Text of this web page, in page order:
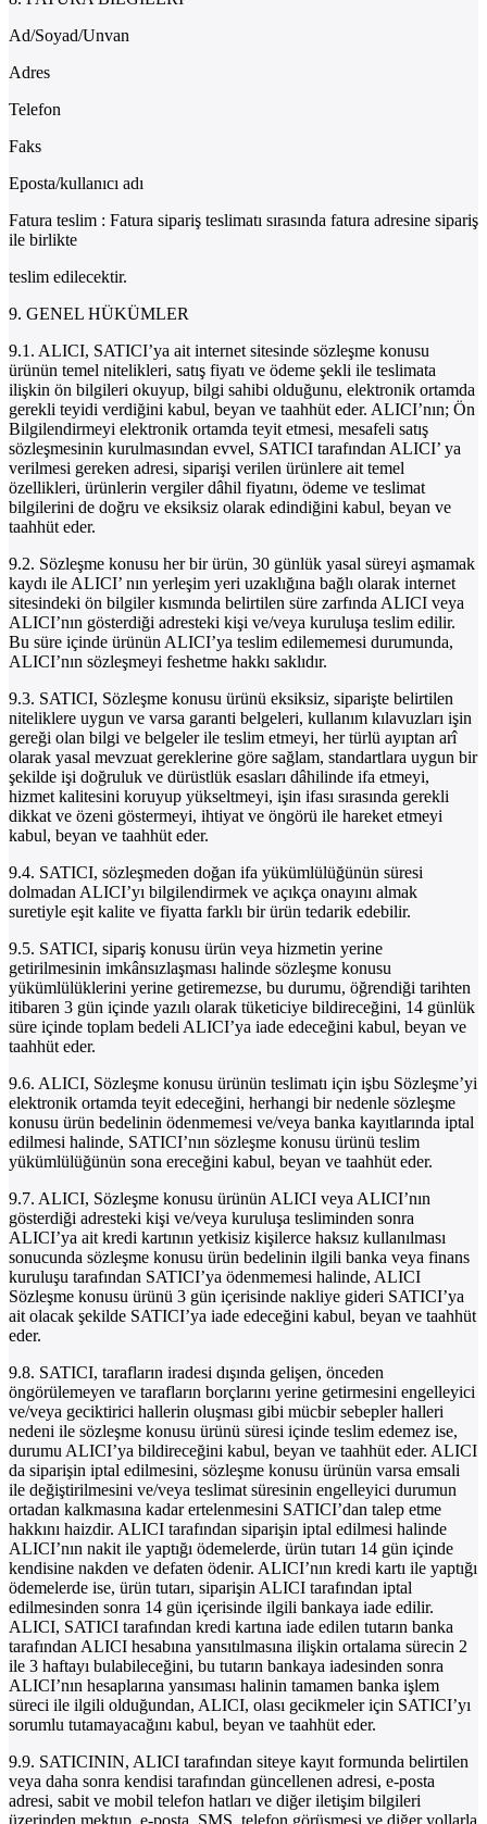
Ad/Soyad/Unvan
Adres
Telefon
Faks
Eposta/kullanıcı adı
Fatura teslim : Fatura sipariş teslimatı sırasında fatura adresine sipariş
ile birlikte
teslim edilecektir.
9. GENEL HÜKÜMLER
9.1. ALICI, SATICI’ya ait internet sitesinde sözleşme konusu
ürünün temel nitelikleri, satış fiyatı ve ödeme şekli ile teslimata
ilişkin ön bilgileri okuyup, bilgi sahibi olduğunu, elektronik ortamda
gerekli teyidi verdiğini kabul, beyan ve taahhüt eder. ALICI’nın; Ön
Bilgilendirmeyi elektronik ortamda teyit etmesi, mesafeli satış
sözleşmesinin kurulmasından evvel, SATICI tarafından ALICI’ ya
verilmesi gereken adresi, siparişi verilen ürünlere ait temel
özellikleri, ürünlerin vergiler dâhil fiyatını, ödeme ve teslimat
bilgilerini de doğru ve eksiksiz olarak edindiğini kabul, beyan ve
taahhüt eder.
9.2. Sözleşme konusu her bir ürün, 30 günlük yasal süreyi aşmamak
kaydı ile ALICI’ nın yerleşim yeri uzaklığına bağlı olarak internet
sitesindeki ön bilgiler kısmında belirtilen süre zarfında ALICI veya
ALICI’nın gösterdiği adresteki kişi ve/veya kuruluşa teslim edilir.
Bu süre içinde ürünün ALICI’ya teslim edilememesi durumunda,
ALICI’nın sözleşmeyi feshetme hakkı saklıdır.
9.3. SATICI, Sözleşme konusu ürünü eksiksiz, siparişte belirtilen
niteliklere uygun ve varsa garanti belgeleri, kullanım kılavuzları işin
gereği olan bilgi ve belgeler ile teslim etmeyi, her türlü ayıptan arî
olarak yasal mevzuat gereklerine göre sağlam, standartlara uygun bir
şekilde işi doğruluk ve dürüstlük esasları dâhilinde ifa etmeyi,
hizmet kalitesini koruyup yükseltmeyi, işin ifası sırasında gerekli
dikkat ve özeni göstermeyi, ihtiyat ve öngörü ile hareket etmeyi
kabul, beyan ve taahhüt eder.
9.4. SATICI, sözleşmeden doğan ifa yükümlülüğünün süresi
dolmadan ALICI’yı bilgilendirmek ve açıkça onayını almak
suretiyle eşit kalite ve fiyatta farklı bir ürün tedarik edebilir.
9.5. SATICI, sipariş konusu ürün veya hizmetin yerine
getirilmesinin imkânsızlaşması halinde sözleşme konusu
yükümlülüklerini yerine getiremezse, bu durumu, öğrendiği tarihten
itibaren 3 gün içinde yazılı olarak tüketiciye bildireceğini, 14 günlük
süre içinde toplam bedeli ALICI’ya iade edeceğini kabul, beyan ve
taahhüt eder.
9.6. ALICI, Sözleşme konusu ürünün teslimatı için işbu Sözleşme’yi
elektronik ortamda teyit edeceğini, herhangi bir nedenle sözleşme
konusu ürün bedelinin ödenmemesi ve/veya banka kayıtlarında iptal
edilmesi halinde, SATICI’nın sözleşme konusu ürünü teslim
yükümlülüğünün sona ereceğini kabul, beyan ve taahhüt eder.
9.7. ALICI, Sözleşme konusu ürünün ALICI veya ALICI’nın
gösterdiği adresteki kişi ve/veya kuruluşa tesliminden sonra
ALICI’ya ait kredi kartının yetkisiz kişilerce haksız kullanılması
sonucunda sözleşme konusu ürün bedelinin ilgili banka veya finans
kuruluşu tarafından SATICI’ya ödenmemesi halinde, ALICI
Sözleşme konusu ürünü 3 gün içerisinde nakliye gideri SATICI’ya
ait olacak şekilde SATICI’ya iade edeceğini kabul, beyan ve taahhüt
eder.
9.8. SATICI, tarafların iradesi dışında gelişen, önceden
öngörülemeyen ve tarafların borçlarını yerine getirmesini engelleyici
ve/veya geciktirici hallerin oluşması gibi mücbir sebepler halleri
nedeni ile sözleşme konusu ürünü süresi içinde teslim edemez ise,
durumu ALICI’ya bildireceğini kabul, beyan ve taahhüt eder. ALICI
da siparişin iptal edilmesini, sözleşme konusu ürünün varsa emsali
ile değiştirilmesini ve/veya teslimat süresinin engelleyici durumun
ortadan kalkmasına kadar ertelenmesini SATICI’dan talep etme
hakkını haizdir. ALICI tarafından siparişin iptal edilmesi halinde
ALICI’nın nakit ile yaptığı ödemelerde, ürün tutarı 14 gün içinde
kendisine nakden ve defaten ödenir. ALICI’nın kredi kartı ile yaptığı
ödemelerde ise, ürün tutarı, siparişin ALICI tarafından iptal
edilmesinden sonra 14 gün içerisinde ilgili bankaya iade edilir.
ALICI, SATICI tarafından kredi kartına iade edilen tutarın banka
tarafından ALICI hesabına yansıtılmasına ilişkin ortalama sürecin 2
ile 3 haftayı bulabileceğini, bu tutarın bankaya iadesinden sonra
ALICI’nın hesaplarına yansıması halinin tamamen banka işlem
süreci ile ilgili olduğundan, ALICI, olası gecikmeler için SATICI’yı
sorumlu tutamayacağını kabul, beyan ve taahhüt eder.
9.9. SATICININ, ALICI tarafından siteye kayıt formunda belirtilen
veya daha sonra kendisi tarafından güncellenen adresi, e-posta
adresi, sabit ve mobil telefon hatları ve diğer iletişim bilgileri
üzerinden mektup, e-posta, SMS, telefon görüşmesi ve diğer yollarla